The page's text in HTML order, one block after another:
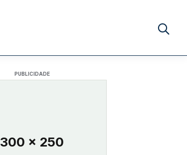
Buscar
PUBLICIDADE
300 x 250